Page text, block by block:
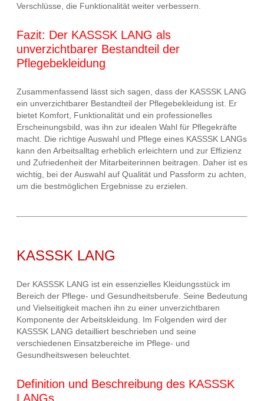
Verschlüsse, die Funktionalität weiter verbessern.
Fazit: Der KASSSK LANG als
unverzichtbarer Bestandteil der
Pflegebekleidung
Zusammenfassend lässt sich sagen, dass der KASSSK LANG
ein unverzichtbarer Bestandteil der Pflegebekleidung ist. Er
bietet Komfort, Funktionalität und ein professionelles
Erscheinungsbild, was ihn zur idealen Wahl für Pflegekräfte
macht. Die richtige Auswahl und Pflege eines KASSSK LANGs
kann den Arbeitsalltag erheblich erleichtern und zur Effizienz
und Zufriedenheit der Mitarbeiterinnen beitragen. Daher ist es
wichtig, bei der Auswahl auf Qualität und Passform zu achten,
um die bestmöglichen Ergebnisse zu erzielen.
KASSSK LANG
Der KASSSK LANG ist ein essenzielles Kleidungsstück im
Bereich der Pflege- und Gesundheitsberufe. Seine Bedeutung
und Vielseitigkeit machen ihn zu einer unverzichtbaren
Komponente der Arbeitskleidung. Im Folgenden wird der
KASSSK LANG detailliert beschrieben und seine
verschiedenen Einsatzbereiche im Pflege- und
Gesundheitswesen beleuchtet.
Definition und Beschreibung des KASSSK
LANGs